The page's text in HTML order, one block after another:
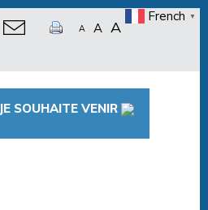
A A A
French ▼
JE SOUHAITE VENIR